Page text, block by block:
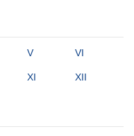
V VI
XI XII